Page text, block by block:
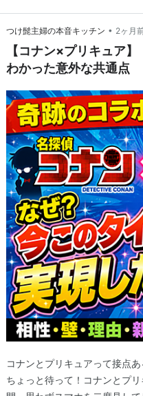
つけ髭主婦の本音キッチン • 2ヶ月
【コナン×プリキュア
わかった意外な共通点
コナンとプリキュアって接点
ちょっと待って！コナンとプ